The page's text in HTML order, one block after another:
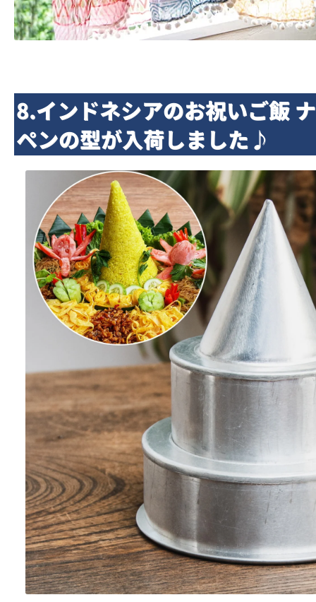
8.インドネシアのお祝いご飯
ペンの型が入荷しました♪